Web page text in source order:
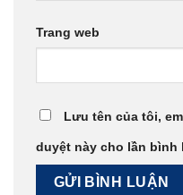
Trang web
Lưu tên của tôi,
duyệt này cho lần bình